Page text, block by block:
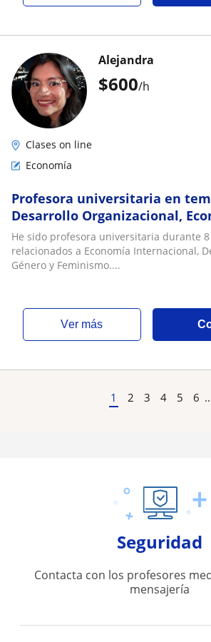
$600/h
Alejandra
Clases on line
Economía
Profesora universitaria en
Desarrollo Organizacional,
e Interseccionalidad
He sido profesora universitaria durante 8
relacionados a Economía Internacional,
Género y Feminismo....
ver más
1 2 3 4 5 6
Seguridad
Contacta con los profesores
mensajería